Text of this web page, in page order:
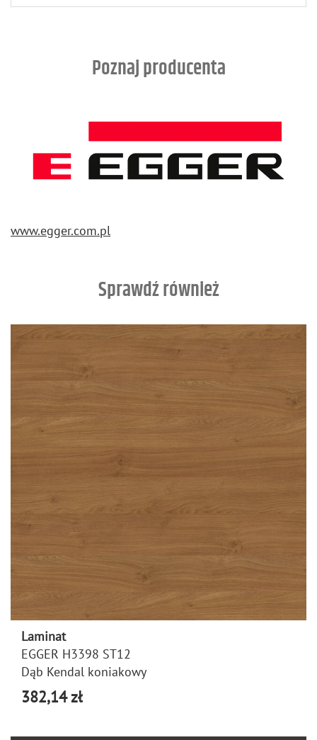
Poznaj producenta
www.​egger.​com.​pl
Sprawdź również
Laminat
EGGER H3398 ST12
Dąb Kendal koniakowy
382,14 zł